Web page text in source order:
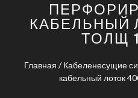
КАБЕЛЬНЫЙ
ТОЛЩ
Главная /Кабеленесущие
кабельный лоток